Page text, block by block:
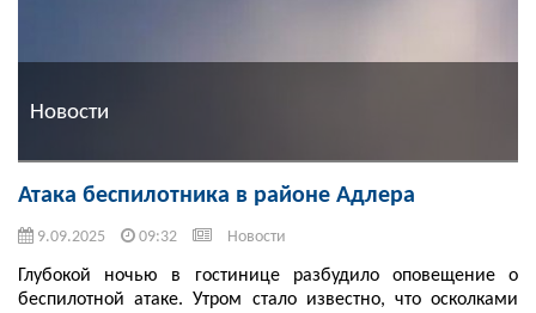
Новости
Атака беспилотника в районе Адлера
9.09.2025 09:32 Новости
Глубокой ночью в гостинице разбудило оповещение о
беспилотной атаке. Утром стало известно, что осколками